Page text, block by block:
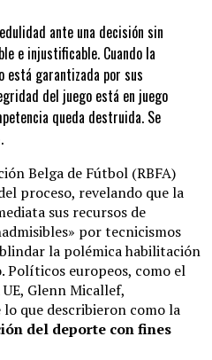
ante una decisión sin
e injustificable. Cuando la
está garantizada por sus
del juego está en juego
queda destruida. Se
Belga de Fútbol (RBFA)
proceso, revelando que la
sus recursos de
por tecnicismos
la polémica habilitación
Políticos europeos, como el
Glenn Micallef,
que describieron como la
del deporte con fines